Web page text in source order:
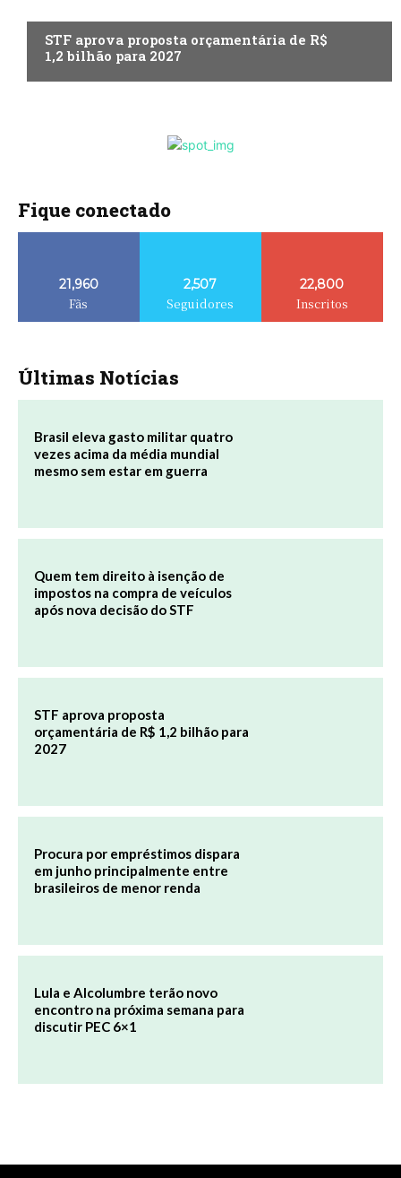
STF aprova proposta orçamentária de R$
1,2 bilhão para 2027
Fique conectado
21,960
Fãs
2,507
Seguidores
22,800
Inscritos
Últimas Notícias
Brasil eleva gasto militar quatro
vezes acima da média mundial
mesmo sem estar em guerra
Quem tem direito à isenção de
impostos na compra de veículos
após nova decisão do STF
STF aprova proposta
orçamentária de R$ 1,2 bilhão para
2027
Procura por empréstimos dispara
em junho principalmente entre
brasileiros de menor renda
Lula e Alcolumbre terão novo
encontro na próxima semana para
discutir PEC 6×1